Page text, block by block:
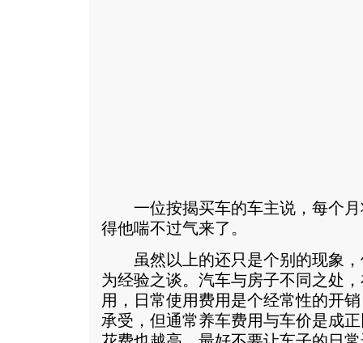
一位按揭买车的车主说，每个月
得他喘不过气来了。
虽然以上的还只是个别的现象，
为经验之谈。汽车与房子不同之处
用，日常使用费用是个经常性的开
承受，但通常养车费用与车价是成